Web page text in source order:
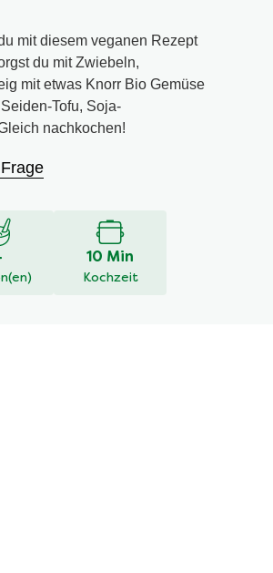
mit diesem veganen Rezept
du mit Zwiebeln,
mit etwas Knorr Bio Gemüse
Tofu, Soja-
nachkochen!
10 Min
Kochzeit